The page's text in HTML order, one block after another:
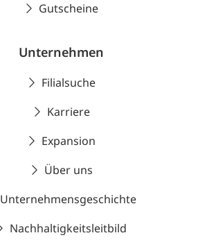
Gutscheine
Unternehmen
Filialsuche
Karriere
Expansion
Über uns
Unternehmensgeschichte
Nachhaltigkeitsleitbild